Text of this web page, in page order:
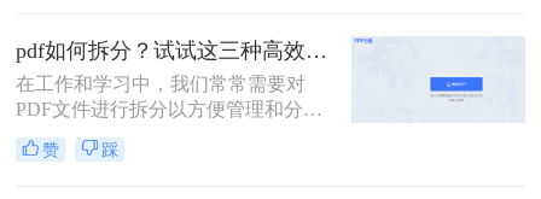
单实用的PDF拆分方法。
pdf如何拆分？试试这三种高效靠谱拆分方法!
在工作和学习中，我们常常需要对
PDF文件进行拆分以方便管理和分
享。无论是为了减少文件大小以便于
传输，还是为了提取特定页面用于报
赞 踩